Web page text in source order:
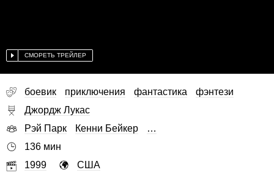
СМОРЕТЬ ТРЕЙЛЕР
боевик приключения фантастика
фэнтези
Джордж Лукас
Рэй Парк
Кенни Бейкер
…
136 мин
1999
США